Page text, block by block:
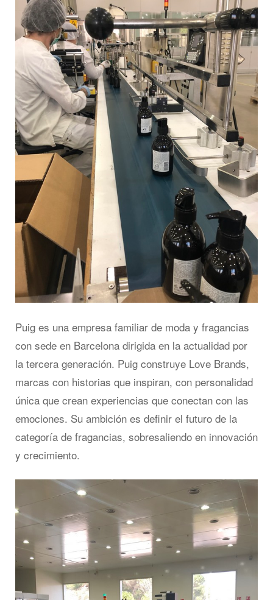
Puig es una empresa familiar de moda y fragancias
con sede en Barcelona dirigida en la actualidad por
la tercera generación. Puig construye Love Brands,
marcas con historias que inspiran, con personalidad
única que crean experiencias que conectan con las
emociones. Su ambición es definir el futuro de la
categoría de fragancias, sobresaliendo en innovación
y crecimiento.